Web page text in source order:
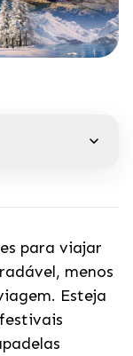
para viajar
menos
Esteja